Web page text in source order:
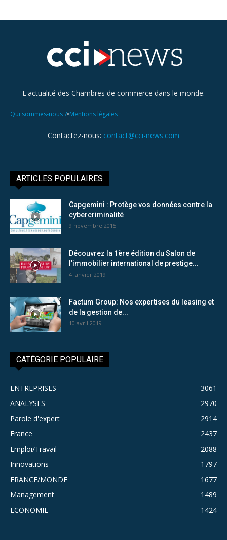
L'actualité des Chambres de commerce dans le monde.
Qui sommes-nous ?•Mentions légales
Contactez-nous: contact@cci-news.com
ARTICLES POPULAIRES
Capgemini : Protège vos données contre la
cybercriminalité
9 novembre 2015
Découvrez la 1ère édition du Salon de
l’immobilier international de prestige...
4 janvier 2019
Factum Group: Nos expertises du leasing et
de la gestion de...
10 avril 2019
CATÉGORIE POPULAIRE
ENTREPRISES
3061
ANALYSES
2970
Parole d'expert
2914
France
2437
Emploi/Travail
2088
Innovations
1797
FRANCE/MONDE
1677
Management
1489
ECONOMIE
1424